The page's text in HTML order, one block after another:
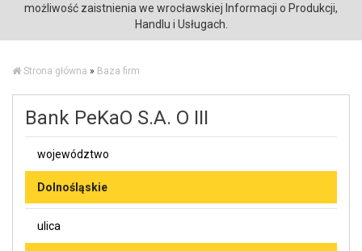
możliwość zaistnienia we wrocławskiej Informacji o Produkcji,
Handlu i Usługach.
Strona główna » Baza firm
Bank PeKaO S.A. O III
województwo
Dolnośląskie
ulica